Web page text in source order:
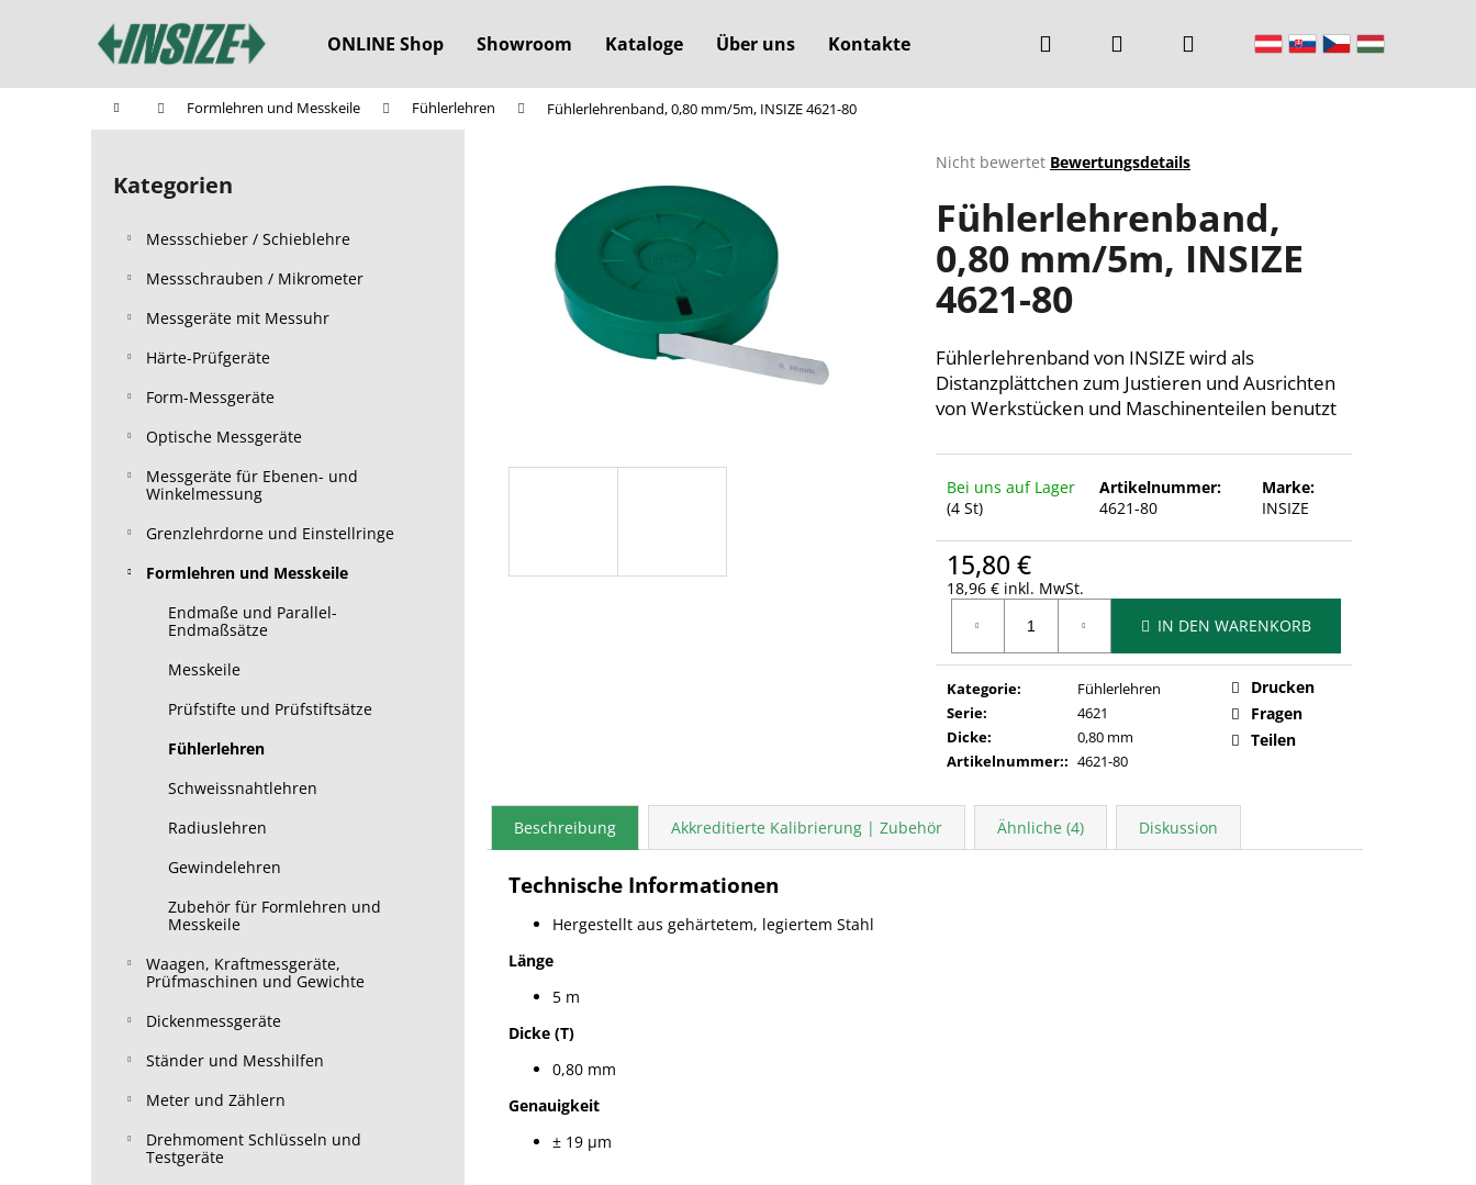
ONLINE Shop Showroom Kataloge Über uns Kontakte Suchen Warenkorb
StartseiteFormlehren und Messkeile Fühlerlehren Fühlerlehrenband, 0,80 mm/5m, INSIZE 4621-80
S
Kategorien
überspringen
Kategorien
Messschieber / Schieblehre
Messschrauben / Mikrometer
Messgeräte mit Messuhr
Härte-Prüfgeräte
Form-Messgeräte
Optische Messgeräte
Messgeräte für Ebenen- und
Winkelmessung
Grenzlehrdorne und Einstellringe
Formlehren und Messkeile
Endmaße und Parallel-
Endmaßsätze
Messkeile
Prüfstifte und Prüfstiftsätze
Fühlerlehren
Schweissnahtlehren
Radiuslehren
Gewindelehren
Zubehör für Formlehren und
Messkeile
Waagen, Kraftmessgeräte,
Prüfmaschinen und Gewichte
Dickenmessgeräte
Ständer und Messhilfen
Meter und Zählern
Drehmoment Schlüsseln und
Testgeräte
Die
Produktbewertung
ist
0,0
von
Sternen.
Nicht bewertet Bewertungsdetails
Fühlerlehrenband,
0,80 mm/5m, INSIZE
4621-80
Fühlerlehrenband von INSIZE wird als
Distanzplättchen zum Justieren und Ausrichten
von Werkstücken und Maschinenteilen benutzt
Bei uns auf Lager
(4 St)
Artikelnummer:
4621-80
Marke:
INSIZE
15,80 €
18,96 € inkl. MwSt.
IN DEN WARENKORB
Kategorie:
Fühlerlehren
Serie:
4621
Dicke:
0,80 mm
Artikelnummer:: 4621-80
Drucken
Fragen
Teilen
Beschreibung Akkreditierte Kalibrierung | Zubehör Ähnliche (4) Diskussion
Technische Informationen
Hergestellt aus gehärtetem, legiertem Stahl
Länge
5 m
Dicke (T)
0,80 mm
Genauigkeit
± 19 µm
e
Zurück
zum
Zurück
zum
Was suchen Sie?
Wir empfehlen